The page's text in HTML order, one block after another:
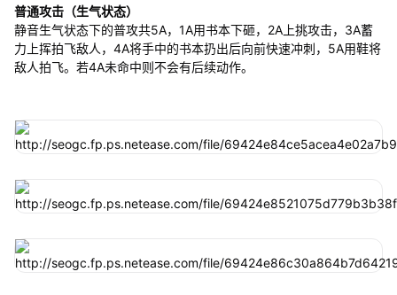
普通攻击（生气状态）
静音生气状态下的普攻共5A，1A用书本下砸，2A上挑攻击，3A蓄
力上挥拍飞敌人，4A将手中的书本扔出后向前快速冲刺，5A用鞋将
敌人拍飞。若4A未命中则不会有后续动作。